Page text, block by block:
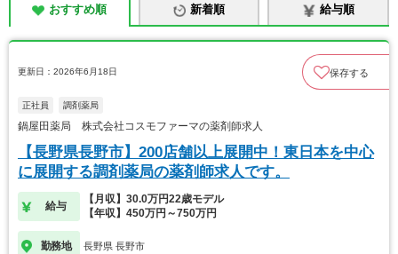
おすすめ順 新着順 給与順
更新日：2026年6月18日 保存する
正社員 調剤薬局
鍋屋田薬局 株式会社コスモファーマの薬剤師求人
【長野県長野市】200店舗以上展開中！東日本を中心
に展開する調剤薬局の薬剤師求人です。
給与
【月収】30.0万円22歳モデル
【年収】450万円～750万円
勤務地 長野県 長野市